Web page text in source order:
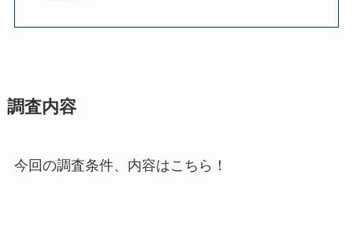
調査内容
今回の調査条件、内容はこちら！